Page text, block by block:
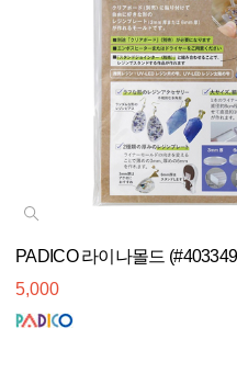
PADICO 라이나몰드
5,000